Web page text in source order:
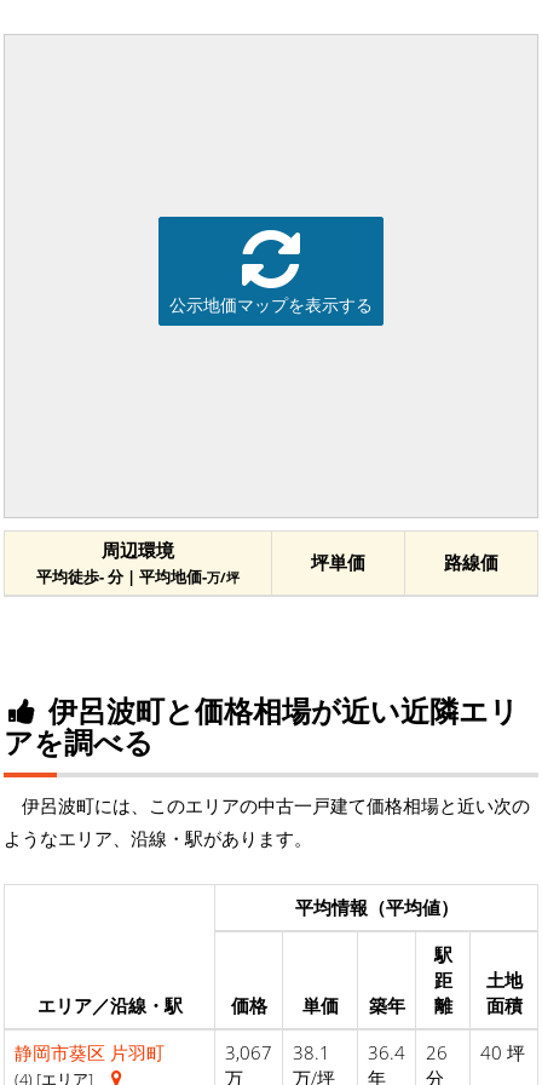
公示地価マップを表示する
周辺環境
平均徒歩- 分 | 平均地価-万/坪
坪単価 路線価
伊呂波町と価格相場が近い近隣エリ
アを調べる
伊呂波町には、このエリアの中古一戸建て価格相場と近い次の
ようなエリア、沿線・駅があります。
エリア／沿線・駅
平均情報（平均値）
価格 単価 築年
駅
距
離
土地
面積
静岡市葵区 片羽町
(4) [エリア]
3,067
万
38.1
万/坪
36.4
年
26
分
40 坪